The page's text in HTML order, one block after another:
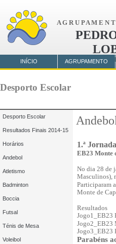
A G R U P A M E N
1.ª
EB23 Monte
No dia 28 de
Masculinos),
Participaram
Monte de
Resultados
Jogo1_EB23
Jogo2_EB23
Jogo3_EB23
Parabéns
Desporto Escolar
Resultados Finais 2014-15
Horários
Andebol
Atletismo
Badminton
Boccia
Futsal
Ténis de Mesa
Voleibol
Desporto Escolar
INÍCIO AGRUPAMENTO